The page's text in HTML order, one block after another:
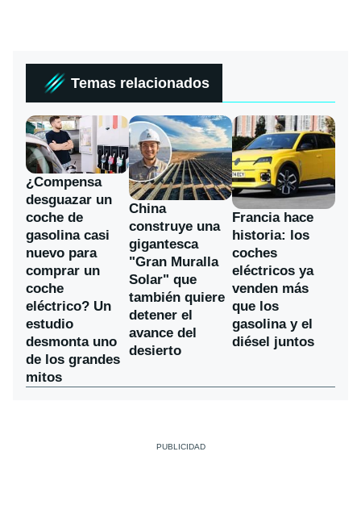
Temas relacionados
¿Compensa
desguazar un
coche de
gasolina casi
nuevo para
comprar un
coche
eléctrico? Un
estudio
desmonta uno
de los grandes
mitos
China
construye una
gigantesca
"Gran Muralla
Solar" que
también quiere
detener el
avance del
desierto
Francia hace
historia: los
coches
eléctricos ya
venden más
que los
gasolina y el
diésel juntos